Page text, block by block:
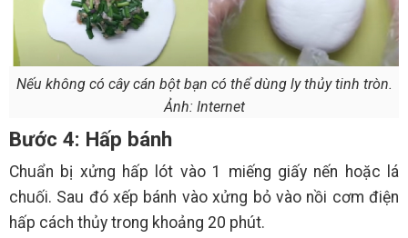
Nếu không có cây cán bột bạn có thể dùng ly thủy tinh tròn.
Ảnh: Internet
Bước 4: Hấp bánh
Chuẩn bị xửng hấp lót vào 1 miếng giấy nến hoặc lá
chuối. Sau đó xếp bánh vào xửng bỏ vào nồi cơm điện
hấp cách thủy trong khoảng 20 phút.